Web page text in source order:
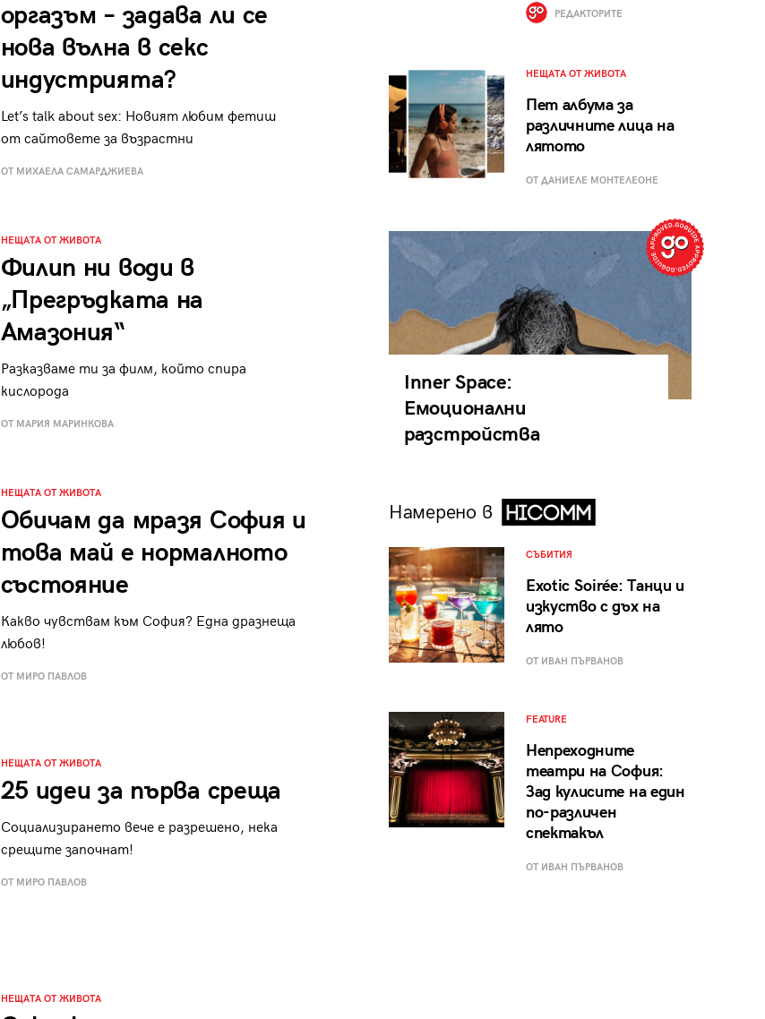
оргазъм – задава ли се
нова вълна в секс
индустрията?
Let’s talk about sex: Новият любим фетиш
от сайтовете за възрастни
ОТ МИХАЕЛА САМАРДЖИЕВА
НЕЩАТА ОТ ЖИВОТА
Филип ни води в
„Прегръдката на
Амазония“
Разказваме ти за филм, който спира
кислорода
ОТ МАРИЯ МАРИНКОВА
НЕЩАТА ОТ ЖИВОТА
Обичам да мразя София и
това май е нормалното
състояние
Какво чувствам към София? Една дразнеща
любов!
ОТ МИРО ПАВЛОВ
НЕЩАТА ОТ ЖИВОТА
25 идеи за първа среща
Социализирането вече е разрешено, нека
срещите започнат!
ОТ МИРО ПАВЛОВ
НЕЩАТА ОТ ЖИВОТА
РЕДАКТОРИТЕ
НЕЩАТА ОТ ЖИВОТА
Пет албума за
различните лица на
лятото
ОТ ДАНИЕЛЕ МОНТЕЛЕОНЕ
Inner Space:
Емоционални
разстройства
Намерено в
СЪБИТИЯ
Exotic Soirée: Танци и
изкуство с дъх на
лято
ОТ ИВАН ПЪРВАНОВ
FEATURE
Непреходните
театри на София:
Зад кулисите на един
по-различен
спектакъл
ОТ ИВАН ПЪРВАНОВ